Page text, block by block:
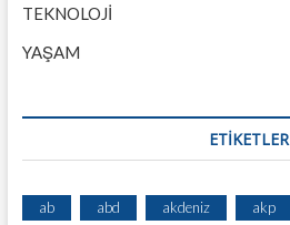
TEKNOLOJİ
YAŞAM
ETİKETLER
ab abd akdeniz akp